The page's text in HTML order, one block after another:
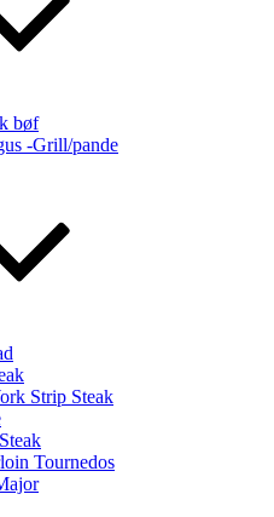
bøf
-Grill/pande
Strip Steak
Tournedos